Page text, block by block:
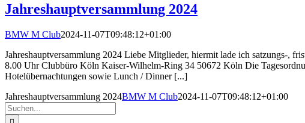
Jahreshauptversammlung 2024
BMW M Club2024-11-07T09:48:12+01:00
Jahreshauptversammlung 2024 Liebe Mitglieder, hiermit lade ich satzungs-,
8.00 Uhr Clubbüro Köln Kaiser-Wilhelm-Ring 34 50672 Köln Die
Hotelübernachtungen sowie Lunch / Dinner [...]
Jahreshauptversammlung 2024BMW M Club2024-11-07T09:48:12+01:00
Suche
nach: